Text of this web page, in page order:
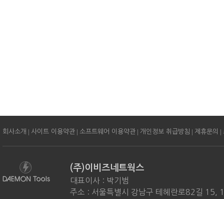
회사소개 | 사이트 이용약관 | 소프트웨어 이용약관 | 개인정보 취급방침 | 제휴문의 |
(주)이비즈네트웍스
대표이사 : 박기범
주소 : 서울특별시 강남구 테헤란로82길 15,